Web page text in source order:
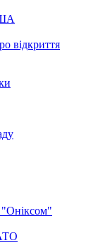
відкриття
"Оніксом"